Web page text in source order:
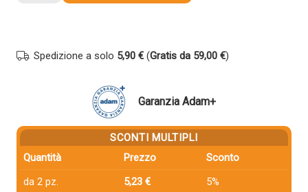
TZE-
Strong
Adhesive
da
18
Spedizione a solo 5,90 € (Gratis da 59,00 €)
Garanzia Adam+
SCONTI MULTIPLI
Quantità
Prezzo
Sconto
da 2 pz.
5,23 €
5%